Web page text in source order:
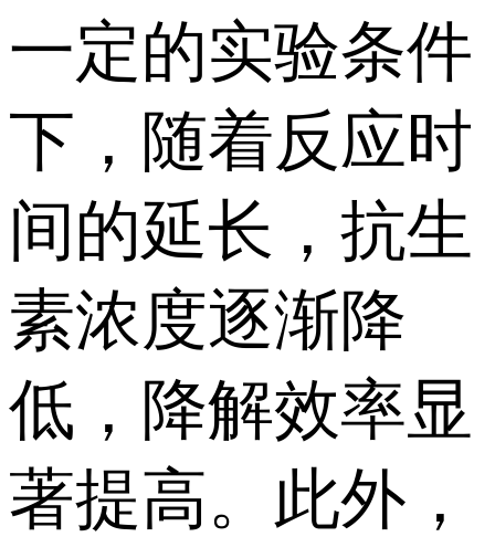
一定的实验条件
下，随着反应时
间的延长，抗生
素浓度逐渐降
低，降解效率显
著提高。此外，